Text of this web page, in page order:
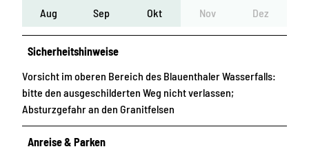
Aug Sep Okt Nov Dez
Sicherheitshinweise
Vorsicht im oberen Bereich des Blauenthaler Wasserfalls:
bitte den ausgeschilderten Weg nicht verlassen;
Absturzgefahr an den Granitfelsen
Anreise & Parken